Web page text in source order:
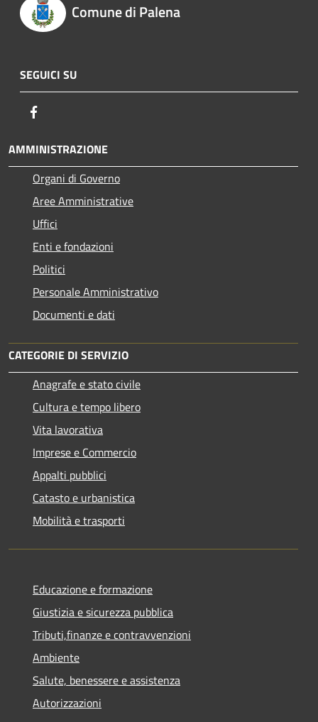
Comune di Palena
SEGUICI SU
AMMINISTRAZIONE
Organi di Governo
Aree Amministrative
Uffici
Enti e fondazioni
Politici
Personale Amministrativo
Documenti e dati
CATEGORIE DI SERVIZIO
Anagrafe e stato civile
Cultura e tempo libero
Vita lavorativa
Imprese e Commercio
Appalti pubblici
Catasto e urbanistica
Mobilità e trasporti
Educazione e formazione
Giustizia e sicurezza pubblica
Tributi,finanze e contravvenzioni
Ambiente
Salute, benessere e assistenza
Autorizzazioni